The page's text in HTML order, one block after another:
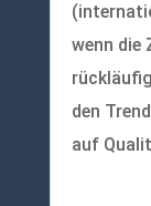
wenn die
den
auf